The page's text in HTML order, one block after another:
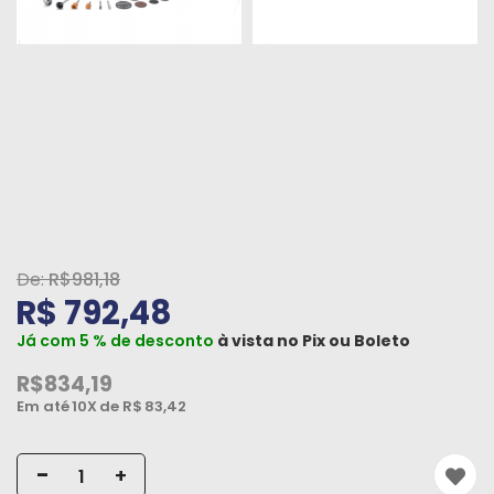
R$981,18
R$ 792,48
Já com 5 % de desconto à vista no Pix ou Boleto
R$834,19
Em até10X de R$ 83,42
- +